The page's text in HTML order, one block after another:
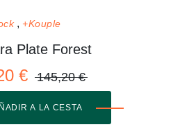
+Kouple
Plate Forest
€ 145,20 €
A LA CESTA